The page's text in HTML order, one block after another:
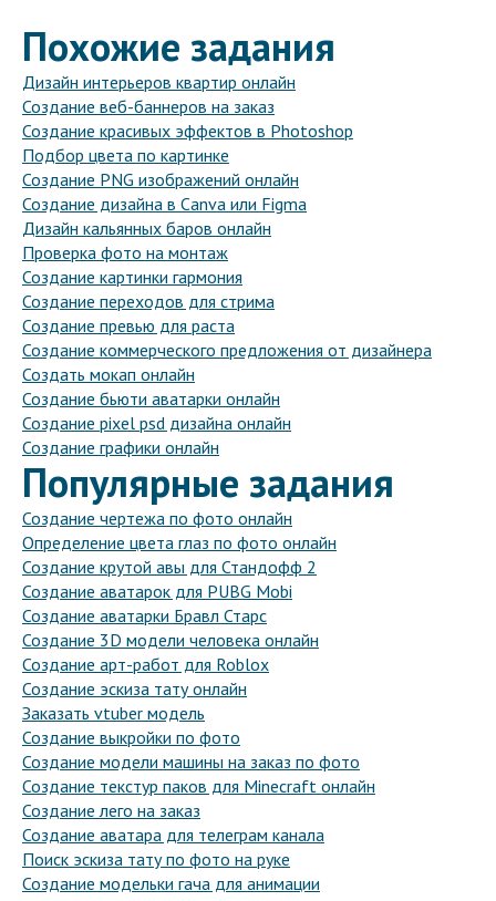
Похожие задания
Дизайн интерьеров квартир онлайн
Создание веб-баннеров на заказ
Создание красивых эффектов в Photoshop
Подбор цвета по картинке
Создание PNG изображений онлайн
Создание дизайна в Canva или Figma
Дизайн кальянных баров онлайн
Проверка фото на монтаж
Создание картинки гармония
Создание переходов для стрима
Создание превью для раста
Создание коммерческого предложения от дизайнера
Создать мокап онлайн
Создание бьюти аватарки онлайн
Создание pixel psd дизайна онлайн
Создание графики онлайн
Популярные задания
Создание чертежа по фото онлайн
Определение цвета глаз по фото онлайн
Создание крутой авы для Стандофф 2
Создание аватарок для PUBG Mobi
Создание аватарки Бравл Старс
Создание 3D модели человека онлайн
Создание арт-работ для Roblox
Создание эскиза тату онлайн
Заказать vtuber модель
Создание выкройки по фото
Создание модели машины на заказ по фото
Создание текстур паков для Minecraft онлайн
Создание лего на заказ
Создание аватара для телеграм канала
Поиск эскиза тату по фото на руке
Создание модельки гача для анимации